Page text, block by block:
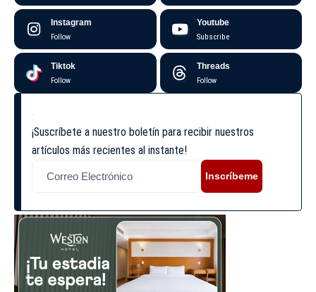
Instagram
Follow
Youtube
Subscribe
Tiktok
Follow
Threads
Follow
¡Suscríbete a nuestro boletín para recibir nuestros
artículos más recientes al instante!
Inscríbeme